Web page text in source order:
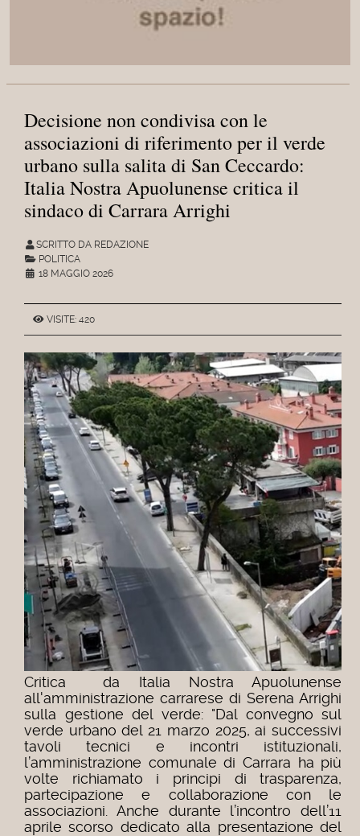
Decisione non condivisa con le
associazioni di riferimento per il verde
urbano sulla salita di San Ceccardo:
Italia Nostra Apuolunense critica il
sindaco di Carrara Arrighi
SCRITTO DA REDAZIONE
POLITICA
18 MAGGIO 2026
VISITE: 420
Critica da Italia Nostra Apuolunense
all'amministrazione carrarese di Serena Arrighi
sulla gestione del verde: "Dal convegno sul
verde urbano del 21 marzo 2025, ai successivi
tavoli tecnici e incontri istituzionali,
l’amministrazione comunale di Carrara ha più
volte richiamato i principi di trasparenza,
partecipazione e collaborazione con le
associazioni. Anche durante l’incontro dell’11
aprile scorso dedicato alla presentazione del